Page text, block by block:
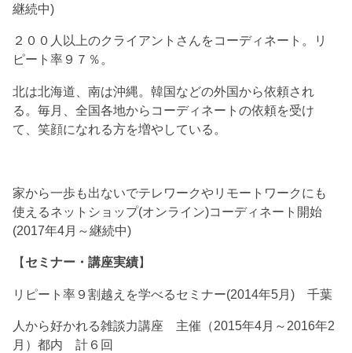
継続中)
２００人以上のクライアントさんをコーディネート。リ
ピート率９７％。
北は北海道、南は沖縄。韓国などの外国から依頼され
る。毎月、全国各地からコーディネートの依頼を受け
て、笑顔になれる方を増やしている。
家から一歩も出ないでテレワークやリモートワークにも
使えるネットショップ(オンライン)コーディネート開始
(2017年4月～継続中)
【セミナー・講座実績】
リピート率９割越えを学べるセミナー(2014年5月) 千葉
人から好かれる雑談力講座 主催（2015年4月～2016年2
月）都内 計６回